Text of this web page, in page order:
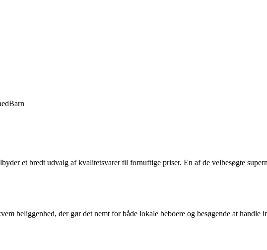
Barn
et bredt udvalg af kvalitetsvarer til fornuftige priser. En af de velbesøgte
beliggenhed, der gør det nemt for både lokale beboere og besøgende at handle